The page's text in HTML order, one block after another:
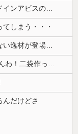
【速報】ホロライブのVtuber、劇場版メイドインアビスの主題歌決定wwwwwwwwww
しまう・・・
【画像】コミケのインタビュー、とんでもない逸材が登場ｗｗｗｗｗｗ 【Pickup07092041】
【悲報】 ワイ「ラーメン一袋だけじゃ足らんわ！二袋作ったろ！」→結果ｗｗｗ
んだけどさ